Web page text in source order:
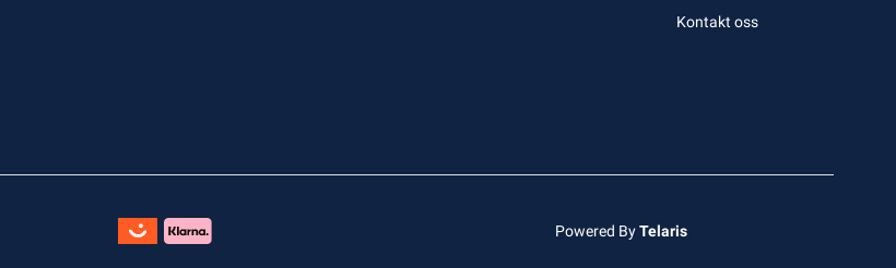
Kontakt oss
Powered ByTelaris